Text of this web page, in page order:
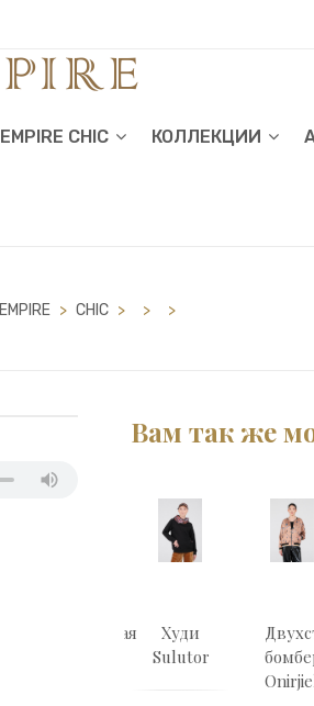
EMPIRE CHIC КОЛЛЕКЦИИ
EMPIRE > CHIC > > >
Вам так же
Утеплённая
Худи
Sulutor